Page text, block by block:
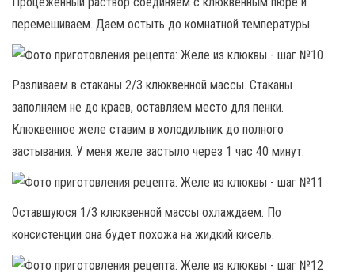
перемешиваем. Даем остыть до комнатной температуры.
Разливаем в стаканы 2/3 клюквенной массы. Стаканы
заполняем не до краев, оставляем место для пенки.
Клюквенное желе ставим в холодильник до полного
застывания. У меня желе застыло через 1 час 40 минут.
Оставшуюся 1/3 клюквенной массы охлаждаем. По
консистенции она будет похожа на жидкий кисель.